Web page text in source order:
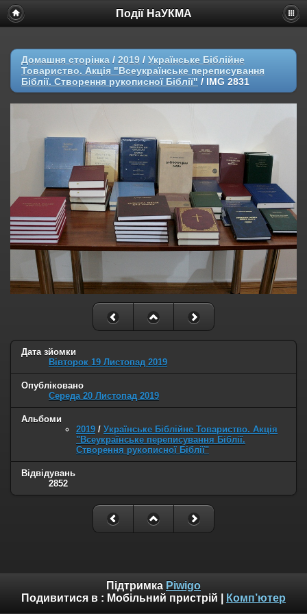
Події НаУКМА
Домашня сторінка / 2019 / Українське Біблійне
Товариство. Акція "Всеукраїнське переписування
Біблії. Створення рукописної Біблії" / IMG 2831
Дата зйомки
Вівторок 19 Листопад 2019
Опубліковано
Середа 20 Листопад 2019
Альбоми
2019 / Українське Біблійне Товариство. Акція
"Всеукраїнське переписування Біблії.
Створення рукописної Біблії"
Відвідувань
2852
Підтримка Piwigo
Подивитися в : Мобільний пристрій Комп’ютер